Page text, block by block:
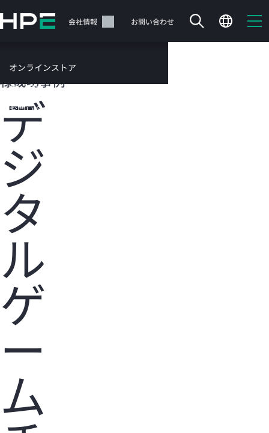
イ
テ
に
ッ
サポート 会社情報 お問い合わせ
オンラインストア
サービス
お問い合わせ
HPEのお客
様成功事例
デ
ジ
タ
ル
ゲ
ー
ム